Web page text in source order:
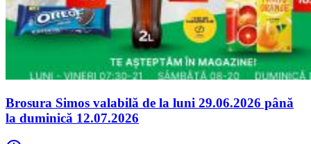
Brosura Simos valabilă de la luni 29.06.2026 până
la duminică 12.07.2026